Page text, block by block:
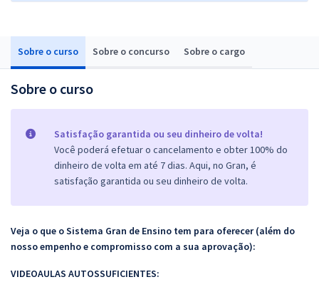
Sobre o curso Sobre o concurso Sobre o cargo
Sobre o curso
Satisfação garantida ou seu dinheiro de volta!
Você poderá efetuar o cancelamento e obter 100% do
dinheiro de volta em até 7 dias. Aqui, no Gran, é
satisfação garantida ou seu dinheiro de volta.
Veja o que o Sistema Gran de Ensino tem para oferecer (além do
nosso empenho e compromisso com a sua aprovação):
VIDEOAULAS AUTOSSUFICIENTES: